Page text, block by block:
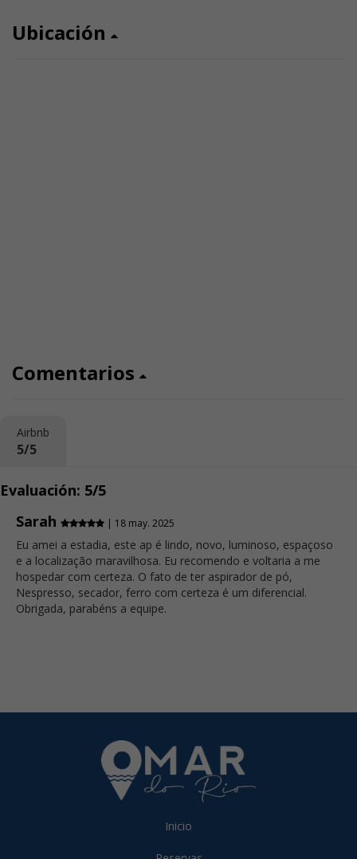
Ubicación
Comentarios
Airbnb
5/5
Evaluación: 5/5
Sarah
| 18 may. 2025
Eu amei a estadia, este ap é lindo, novo, luminoso, espaçoso
e a localização maravilhosa. Eu recomendo e voltaria a me
hospedar com certeza. O fato de ter aspirador de pó,
Nespresso, secador, ferro com certeza é um diferencial.
Obrigada, parabéns a equipe.
Inicio